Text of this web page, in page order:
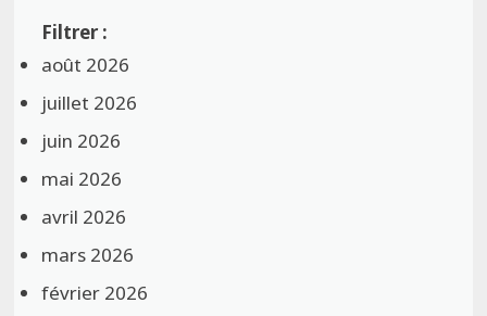
août 2026
juillet 2026
juin 2026
mai 2026
avril 2026
mars 2026
février 2026